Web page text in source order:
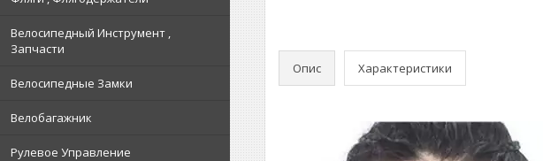
Велосипедный Инструмент ,
Запчасти
Велосипедные Замки
Велобагажник
Рулевое Управление
Опис Характеристики